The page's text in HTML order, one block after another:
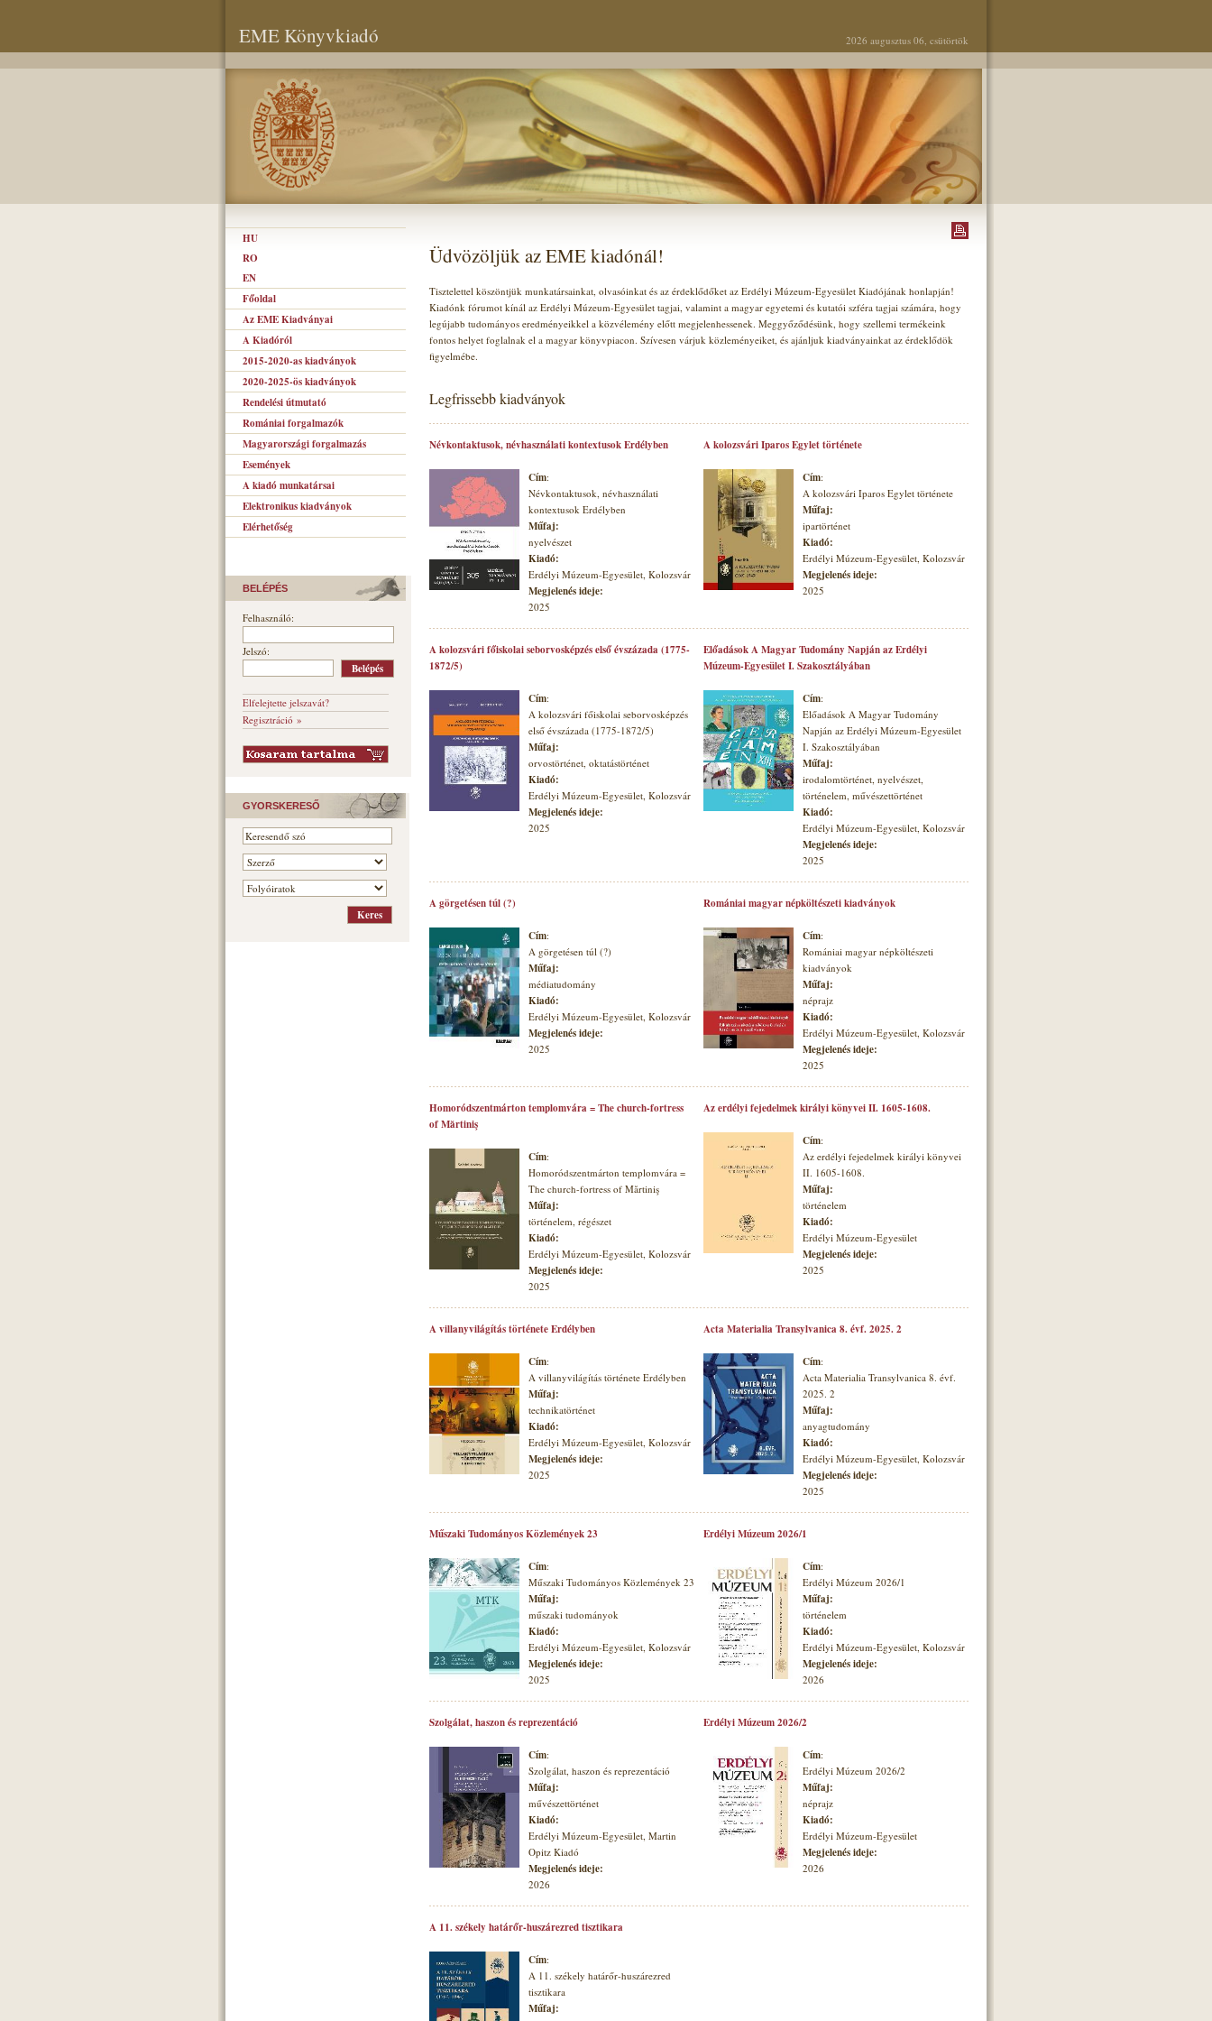
EME Könyvkiadó 2026 augusztus 06, csütörtök
HU
RO
EN
Főoldal
Az EME Kiadványai
A Kiadóról
2015-2020-as kiadványok
2020-2025-ös kiadványok
Rendelési útmutató
Romániai forgalmazók
Magyarországi forgalmazás
Események
A kiadó munkatársai
Elektronikus kiadványok
Elérhetőség
BELÉPÉS
Felhasználó:
Jelszó:
Elfelejtette jelszavát?
Regisztráció »
GYORSKERESŐ
Üdvözöljük az EME kiadónál!
Tisztelettel köszöntjük munkatársainkat, olvasóinkat és az érdeklődőket az Erdélyi Múzeum-Egyesület Kiadójának honlapján!
Kiadónk fórumot kínál az Erdélyi Múzeum-Egyesület tagjai, valamint a magyar egyetemi és kutatói szféra tagjai számára, hogy
legújabb tudományos eredményeikkel a közvélemény előtt megjelenhessenek. Meggyőződésünk, hogy szellemi termékeink
fontos helyet foglalnak el a magyar könyvpiacon. Szívesen várjuk közleményeiket, és ajánljuk kiadványainkat az érdeklődök
figyelmébe.
Legfrissebb kiadványok
Névkontaktusok, névhasználati kontextusok Erdélyben
Cím:
Névkontaktusok, névhasználati
kontextusok Erdélyben
Műfaj:
nyelvészet
Kiadó:
Erdélyi Múzeum-Egyesület, Kolozsvár
Megjelenés ideje:
2025
A kolozsvári Iparos Egylet története
Cím:
A kolozsvári Iparos Egylet története
Műfaj:
ipartörténet
Kiadó:
Erdélyi Múzeum-Egyesület, Kolozsvár
Megjelenés ideje:
2025
A kolozsvári főiskolai seborvosképzés első évszázada (1775-
1872/5)
Cím:
A kolozsvári főiskolai seborvosképzés
első évszázada (1775-1872/5)
Műfaj:
orvostörténet, oktatástörténet
Kiadó:
Erdélyi Múzeum-Egyesület, Kolozsvár
Megjelenés ideje:
2025
Előadások A Magyar Tudomány Napján az Erdélyi
Múzeum-Egyesület I. Szakosztályában
Cím:
Előadások A Magyar Tudomány
Napján az Erdélyi Múzeum-Egyesület
I. Szakosztályában
Műfaj:
irodalomtörténet, nyelvészet,
történelem, művészettörténet
Kiadó:
Erdélyi Múzeum-Egyesület, Kolozsvár
Megjelenés ideje:
2025
A görgetésen túl (?)
Cím:
A görgetésen túl (?)
Műfaj:
médiatudomány
Kiadó:
Erdélyi Múzeum-Egyesület, Kolozsvár
Megjelenés ideje:
2025
Romániai magyar népköltészeti kiadványok
Cím:
Romániai magyar népköltészeti
kiadványok
Műfaj:
néprajz
Kiadó:
Erdélyi Múzeum-Egyesület, Kolozsvár
Megjelenés ideje:
2025
Homoródszentmárton templomvára = The church-fortress
of Mărtiniş
Cím:
Homoródszentmárton templomvára =
The church-fortress of Mărtiniş
Műfaj:
történelem, régészet
Kiadó:
Erdélyi Múzeum-Egyesület, Kolozsvár
Megjelenés ideje:
2025
Az erdélyi fejedelmek királyi könyvei II. 1605-1608.
Cím:
Az erdélyi fejedelmek királyi könyvei
II. 1605-1608.
Műfaj:
történelem
Kiadó:
Erdélyi Múzeum-Egyesület
Megjelenés ideje:
2025
A villanyvilágítás története Erdélyben
Cím:
A villanyvilágítás története Erdélyben
Műfaj:
technikatörténet
Kiadó:
Erdélyi Múzeum-Egyesület, Kolozsvár
Megjelenés ideje:
2025
Acta Materialia Transylvanica 8. évf. 2025. 2
Cím:
Acta Materialia Transylvanica 8. évf.
2025. 2
Műfaj:
anyagtudomány
Kiadó:
Erdélyi Múzeum-Egyesület, Kolozsvár
Megjelenés ideje:
2025
Műszaki Tudományos Közlemények 23
Cím:
Műszaki Tudományos Közlemények 23
Műfaj:
műszaki tudományok
Kiadó:
Erdélyi Múzeum-Egyesület, Kolozsvár
Megjelenés ideje:
2025
Erdélyi Múzeum 2026/1
Cím:
Erdélyi Múzeum 2026/1
Műfaj:
történelem
Kiadó:
Erdélyi Múzeum-Egyesület, Kolozsvár
Megjelenés ideje:
2026
Szolgálat, haszon és reprezentáció
Cím:
Szolgálat, haszon és reprezentáció
Műfaj:
művészettörténet
Kiadó:
Erdélyi Múzeum-Egyesület, Martin
Opitz Kiadó
Megjelenés ideje:
2026
Erdélyi Múzeum 2026/2
Cím:
Erdélyi Múzeum 2026/2
Műfaj:
néprajz
Kiadó:
Erdélyi Múzeum-Egyesület
Megjelenés ideje:
2026
A 11. székely határőr-huszárezred tisztikara
Cím:
A 11. székely határőr-huszárezred
tisztikara
Műfaj: